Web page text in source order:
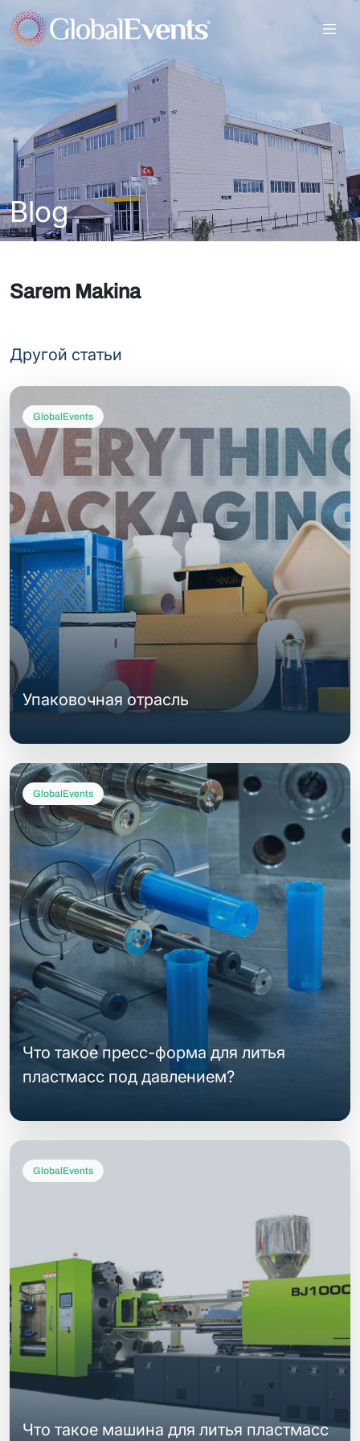
Blog
Sarem Makina
Другой статьи
GlobalEvents
Упаковочная отрасль
GlobalEvents
Что такое пресс-форма для литья
пластмасс под давлением?
GlobalEvents
Что такое машина для литья пластмасс